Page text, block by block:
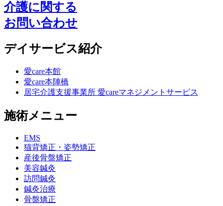
介護に関する
お問い合わせ
デイサービス紹介
愛care本館
愛care本陣橋
居宅介護支援事業所 愛careマネジメントサービス
施術メニュー
EMS
猫背矯正・姿勢矯正
産後骨盤矯正
美容鍼灸
訪問鍼灸
鍼灸治療
骨盤矯正